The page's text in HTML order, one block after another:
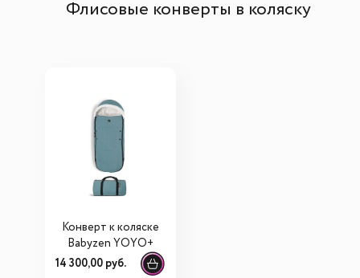
Флисовые конверты в коляску
Конверт к коляске
Babyzen YOYO+
14 300,00 руб.